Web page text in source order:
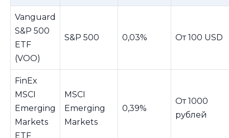
Vanguard
S&P 500
ETF
(VOO)
S&P 500 0,03% От 100 USD
FinEx
MSCI
Emerging
Markets
ETF
MSCI
Emerging
Markets
0,39%
От 1000
рублей